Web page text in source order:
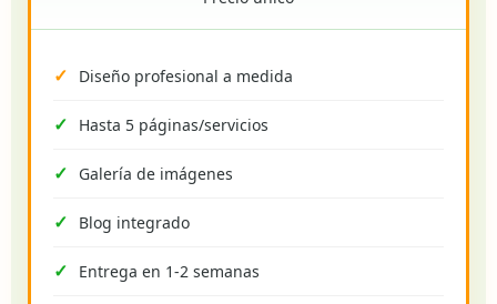
Diseño profesional a medida
Hasta 5 páginas/servicios
Galería de imágenes
Blog integrado
Entrega en 1-2 semanas